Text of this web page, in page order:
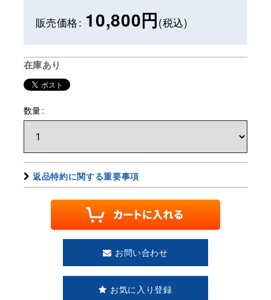
販売価格: 10,800円(税込)
在庫あり
数量:
返品特約に関する重要事項
お問い合わせ
お気に入り登録